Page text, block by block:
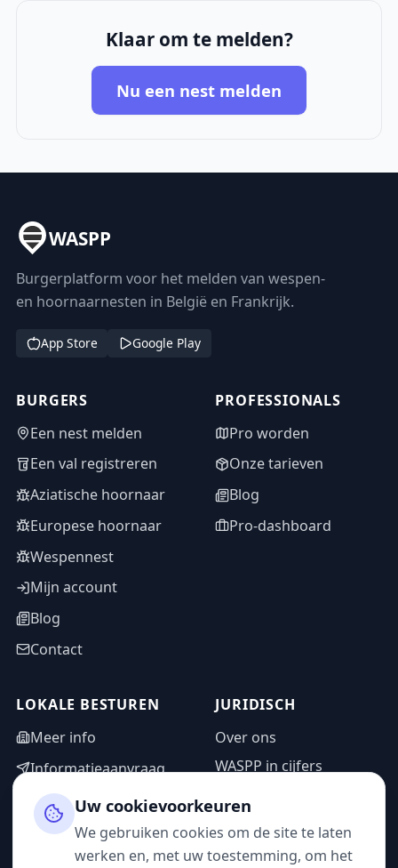
Klaar om te melden?
Nu een nest melden
WASPP
Burgerplatform voor het melden van wespen-
en hoornaarnesten in België en Frankrijk.
App Store Google Play
BURGERS
Een nest melden
Een val registreren
Aziatische hoornaar
Europese hoornaar
Wespennest
Mijn account
Blog
Contact
PROFESSIONALS
Pro worden
Onze tarieven
Blog
Pro-dashboard
LOKALE BESTUREN
Meer info
Informatieaanvraag
Adminzone
JURIDISCH
Over ons
WASPP in cijfers
Privacybeleid
Gebruiksvoorwaarden
Uw cookievoorkeuren
We gebruiken cookies om de site te laten
werken en, met uw toestemming, om het